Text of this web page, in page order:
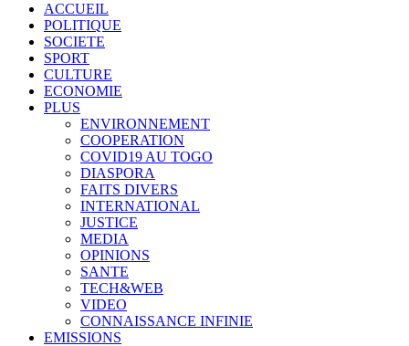
ACCUEIL
POLITIQUE
SOCIETE
SPORT
CULTURE
ECONOMIE
PLUS
ENVIRONNEMENT
COOPERATION
COVID19 AU TOGO
DIASPORA
FAITS DIVERS
INTERNATIONAL
JUSTICE
MEDIA
OPINIONS
SANTE
TECH&WEB
VIDEO
CONNAISSANCE INFINIE
EMISSIONS